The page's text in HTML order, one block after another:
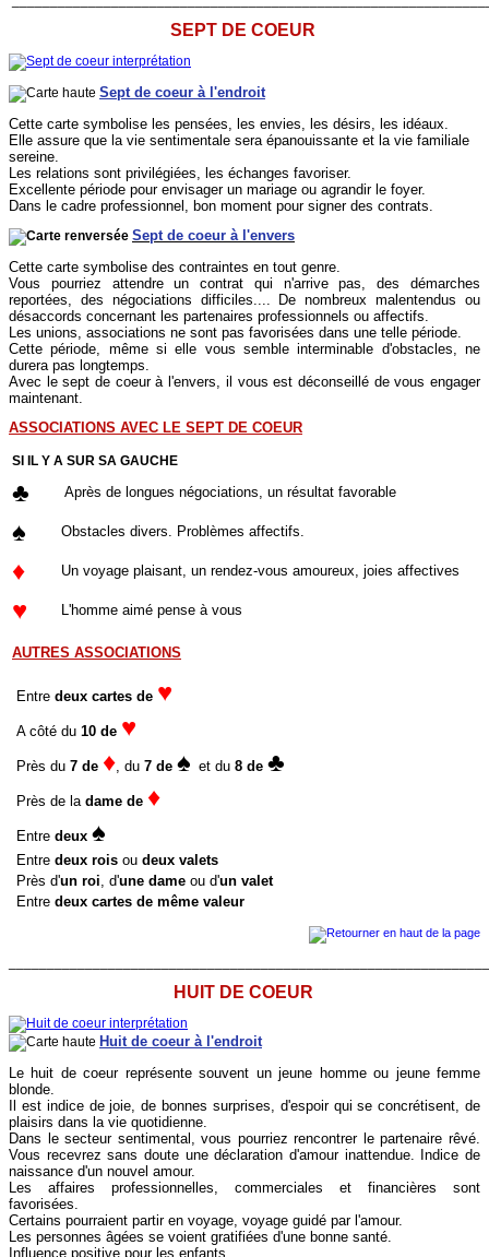
SEPT DE COEUR
Sept de coeur à l'endroit
Cette carte symbolise les pensées, les envies, les désirs, les idéaux.
Elle assure que la vie sentimentale sera épanouissante et la vie familiale
sereine.
Les relations sont privilégiées, les échanges favoriser.
Excellente période pour envisager un mariage ou agrandir le foyer.
Dans le cadre professionnel, bon moment pour signer des contrats.
Sept de coeur à l'envers
Cette carte symbolise des contraintes en tout genre.
Vous pourriez attendre un contrat qui n'arrive pas, des démarches
reportées, des négociations difficiles.... De nombreux malentendus ou
désaccords concernant les partenaires professionnels ou affectifs.
Les unions, associations ne sont pas favorisées dans une telle période.
Cette période, même si elle vous semble interminable d'obstacles, ne
durera pas longtemps.
Avec le sept de coeur à l'envers, il vous est déconseillé de vous engager
maintenant.
ASSOCIATIONS AVEC LE SEPT DE COEUR
SI IL Y A SUR SA GAUCHE
♣ Après de longues négociations, un résultat favorable
♠ Obstacles divers. Problèmes affectifs.
♦ Un voyage plaisant, un rendez-vous amoureux, joies affectives
♥ L'homme aimé pense à vous
AUTRES ASSOCIATIONS
Entre deux cartes de ♥
A côté du 10 de ♥
Près du 7 de ♦ , du 7 de ♠ et du 8 de ♣
Près de la dame de ♦
Entre deux ♠
Entre deux rois ou deux valets
Près d'un roi , d'une dame ou d'un valet
Entre deux cartes de même valeur
HUIT DE COEUR
Huit de coeur à l'endroit
Le huit de coeur représente souvent un jeune homme ou jeune femme
blonde.
Il est indice de joie, de bonnes surprises, d'espoir qui se concrétisent, de
plaisirs dans la vie quotidienne.
Dans le secteur sentimental, vous pourriez rencontrer le partenaire rêvé.
Vous recevrez sans doute une déclaration d'amour inattendue. Indice de
naissance d'un nouvel amour.
Les affaires professionnelles, commerciales et financières sont
favorisées.
Certains pourraient partir en voyage, voyage guidé par l'amour.
Les personnes âgées se voient gratifiées d'une bonne santé.
Influence positive pour les enfants.